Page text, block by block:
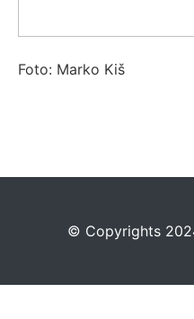
Foto: Marko Kiš
©️ Copyrights